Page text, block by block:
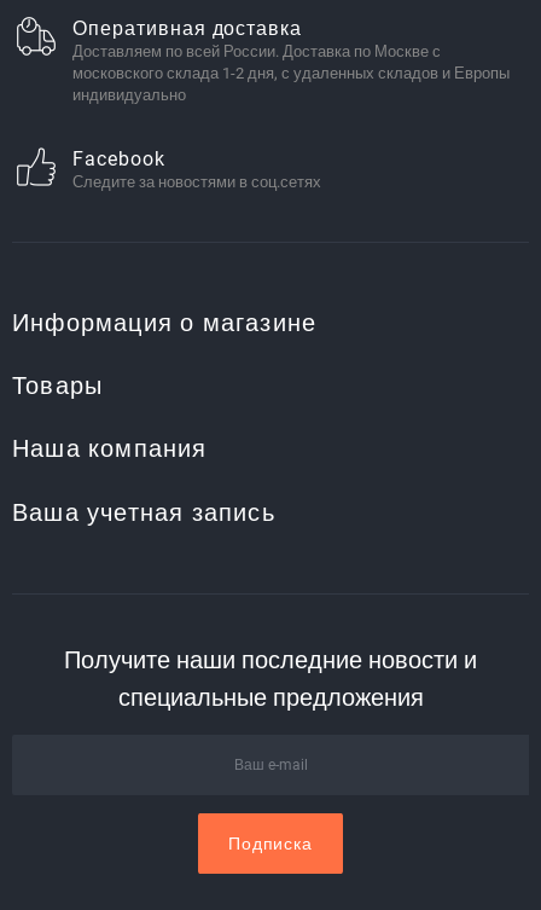
Оперативная доставка
Доставляем по всей России. Доставка по Москве с
московского склада 1-2 дня, с удаленных складов и Европы
индивидуально
Facebook
Следите за новостями в соц.сетях
Информация о магазине
Товары
Наша компания
Ваша учетная запись
Получите наши последние новости и
специальные предложения